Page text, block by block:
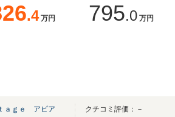
.4 万円 795.0 万円
ａｇｅ アピア
クチコミ評価：－